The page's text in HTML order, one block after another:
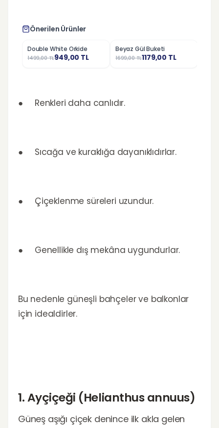
Önerilen Ürünler
%37
Double White Orkide
1499,00TL949,00 TL
%31
Beyaz Gül Buketi
1699,00TL1179,00 TL
● Renkleri daha canlıdır.
● Sıcağa ve kuraklığa dayanıklıdırlar.
● Çiçeklenme süreleri uzundur.
● Genellikle dış mekâna uygundurlar.
Bu nedenle güneşli bahçeler ve balkonlar
için idealdirler.
1. Ayçiçeği (Helianthus annuus)
Güneş aşığı çiçek denince ilk akla gelen